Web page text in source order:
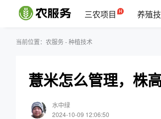
三农项目 养殖
当前位置： 农服务-种植技术
薏米怎么管理，株
水中绿
2024-10-09 12:06:50